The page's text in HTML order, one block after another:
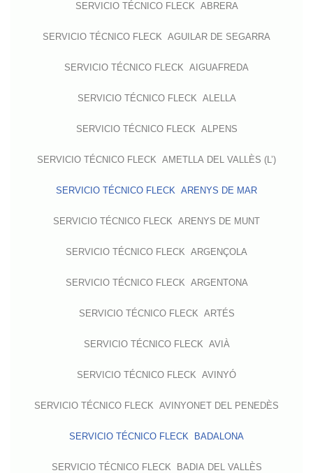
SERVICIO TÉCNICO FLECK ABRERA
SERVICIO TÉCNICO FLECK AGUILAR DE SEGARRA
SERVICIO TÉCNICO FLECK AIGUAFREDA
SERVICIO TÉCNICO FLECK ALELLA
SERVICIO TÉCNICO FLECK ALPENS
SERVICIO TÉCNICO FLECK AMETLLA DEL VALLÈS (L’)
SERVICIO TÉCNICO FLECK ARENYS DE MAR
SERVICIO TÉCNICO FLECK ARENYS DE MUNT
SERVICIO TÉCNICO FLECK ARGENÇOLA
SERVICIO TÉCNICO FLECK ARGENTONA
SERVICIO TÉCNICO FLECK ARTÉS
SERVICIO TÉCNICO FLECK AVIÀ
SERVICIO TÉCNICO FLECK AVINYÓ
SERVICIO TÉCNICO FLECK AVINYONET DEL PENEDÈS
SERVICIO TÉCNICO FLECK BADALONA
SERVICIO TÉCNICO FLECK BADIA DEL VALLÈS